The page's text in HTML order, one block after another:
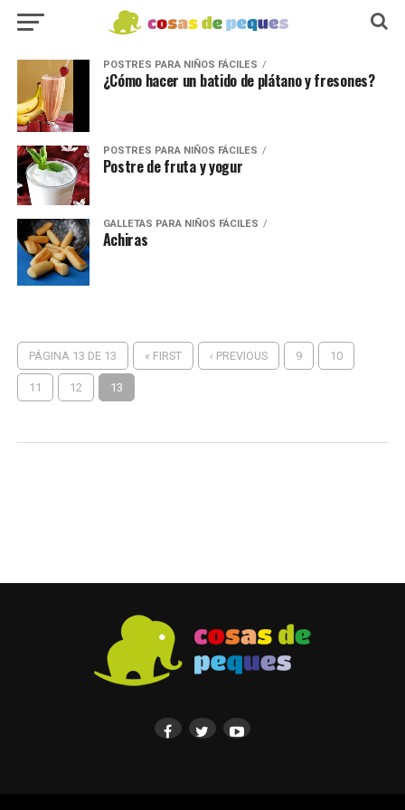
POSTRES PARA NIÑOS FÁCILES
¿Cómo hacer un batido de plátano y fresones?
POSTRES PARA NIÑOS FÁCILES
Postre de fruta y yogur
GALLETAS PARA NIÑOS FÁCILES
Achiras
PÁGINA 13 DE 13 « FIRST ‹ PREVIOUS 9 10
11 12 13